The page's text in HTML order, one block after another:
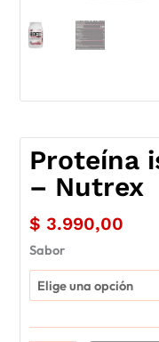
Proteína
– Nutrex
$ 3.990,00
Sabor
Proteína
isofit
isolada
-